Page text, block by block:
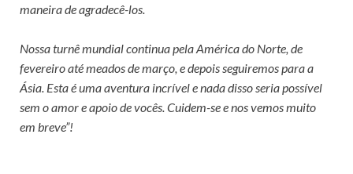
maneira de agradecê-los.
Nossa turnê mundial continua pela América do Norte, de
fevereiro até meados de março, e depois seguiremos para a
Ásia. Esta é uma aventura incrível e nada disso seria possível
sem o amor e apoio de vocês. Cuidem-se e nos vemos muito
em breve”!